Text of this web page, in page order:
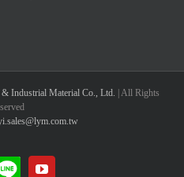
Industrial Material Co., Ltd. | All Rights
YouTube